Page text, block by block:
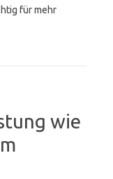
für mehr
wie